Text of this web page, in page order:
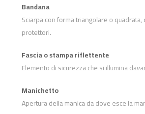
Bandana
Sciarpa con forma triangolare o
protettori.
Fascia o stampa riflettente
Elemento di sicurezza che si illumina
Manichetto
Apertura della manica da dove esce la